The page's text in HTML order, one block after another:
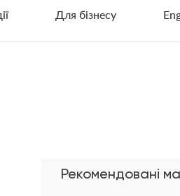
Для бізнесу
Рекомендовані